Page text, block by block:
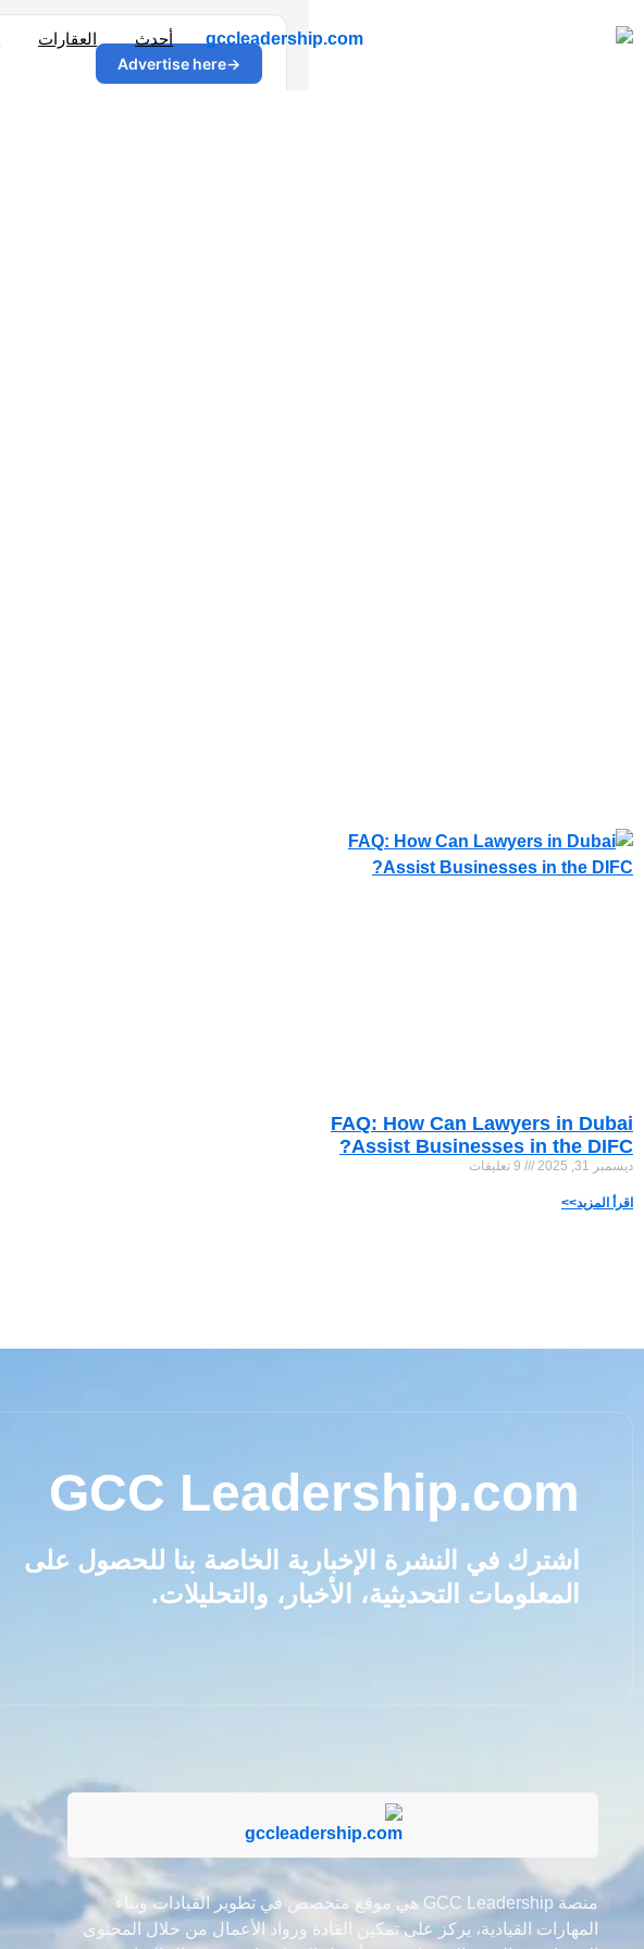
أحدث العقارات
FAQ: How Can Lawyers in Dubai
Assist Businesses in the DIFC?
ديسمبر 31, 2025
اقرأ المزيد>>
GCC Leadership.com
اشترك في النشرة الإخبارية الخاصة بنا للحصول على
المعلومات التحديثية، الأخبار، والتحليلات.
منصة GCC Leadership هي موقع متخصص في تطوير القيادات وبناء
المهارات القيادية، يركز على تمكين القادة ورواد الأعمال من خلال المحتوى